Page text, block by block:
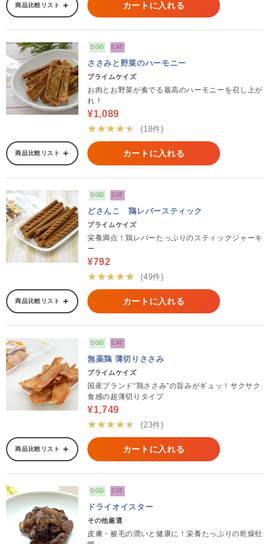
商品比較リスト カートに入れる
DOG CAT
ささみと野菜のハーモニー
プライムケイズ
お肉とお野菜が奏でる最高のハーモニーを召し上が
れ！
¥1,089
★★★★★
(18件)
商品比較リスト カートに入れる
DOG CAT
どさんこ 鶏レバースティック
プライムケイズ
栄養満点！鶏レバーたっぷりのスティックジャーキ
ー
¥792
★★★★★
(49件)
商品比較リスト カートに入れる
DOG CAT
無薬鶏 薄切りささみ
プライムケイズ
国産ブランド“鶏ささみ”の旨みがギュッ！サクサク
食感の超薄切りタイプ
¥1,749
★★★★★
(23件)
商品比較リスト カートに入れる
DOG CAT
ドライオイスター
その他厳選
皮膚・被毛の潤いと健康に！栄養たっぷりの乾燥牡